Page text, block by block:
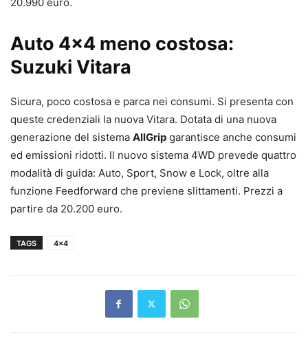
Auto 4×4 meno costosa:
Suzuki Vitara
Sicura, poco costosa e parca nei consumi. Si presenta con
queste credenziali la nuova Vitara. Dotata di una nuova
generazione del sistema AllGrip garantisce anche consumi
ed emissioni ridotti. Il nuovo sistema 4WD prevede quattro
modalità di guida: Auto, Sport, Snow e Lock, oltre alla
funzione Feedforward che previene slittamenti. Prezzi a
partire da 20.200 euro.
TAGS 4x4